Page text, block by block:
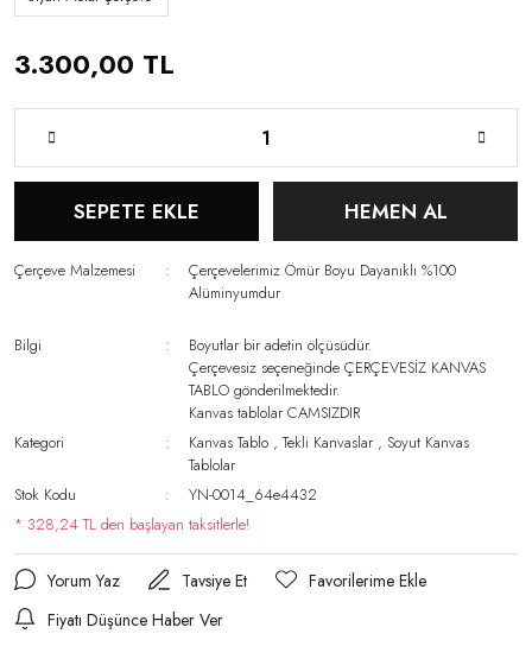
3.300,00 TL
SEPETE EKLE HEMEN AL
Çerçeve Malzemesi
Çerçevelerimiz Ömür Boyu Dayanıklı %100
Alüminyumdur
Bilgi
Boyutlar bir adetin ölçüsüdür.
Çerçevesiz seçeneğinde ÇERÇEVESİZ KANVAS
TABLO gönderilmektedir.
Kanvas tablolar CAMSIZDIR
Kategori
Kanvas Tablo ,Tekli Kanvaslar ,Soyut Kanvas
Tablolar
Stok Kodu
YN-0014_64e4432
* 328,24 TL den başlayan taksitlerle!
Yorum Yaz
Tavsiye Et
Fiyatı Düşünce Haber Ver